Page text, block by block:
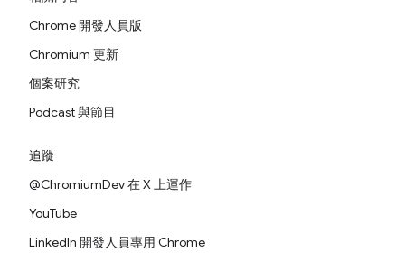
Chrome 開發人員版
Chromium 更新
個案研究
Podcast 與節目
追蹤
@ChromiumDev 在 X 上運作
YouTube
LinkedIn 開發人員專用 Chrome